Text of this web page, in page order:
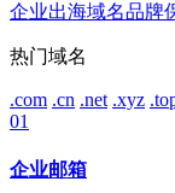
企业出海域名品牌
热门域名
.com .cn .net .xyz
01
企业邮箱